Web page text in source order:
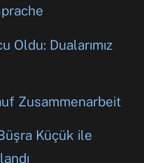
Oldu: Dualarımız
Zusammenarbeit
Küçük ile